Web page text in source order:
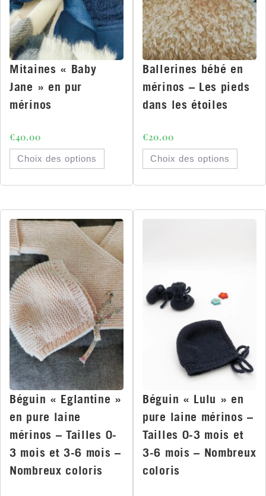
Mitaines « Baby
Jane » en pur
mérinos
€40.00
Choix des options
Ballerines bébé en
mérinos – Les pieds
dans les étoiles
€20.00
Choix des options
Béguin « Eglantine »
en pure laine
mérinos – Tailles 0-
3 mois et 3-6 mois –
Nombreux coloris
Béguin « Lulu » en
pure laine mérinos –
Tailles 0-3 mois et
3-6 mois – Nombreux
coloris